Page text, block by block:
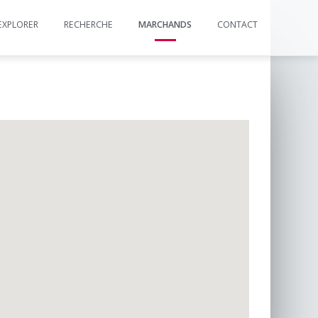
RECHERCHE MARCHANDS CONTACT